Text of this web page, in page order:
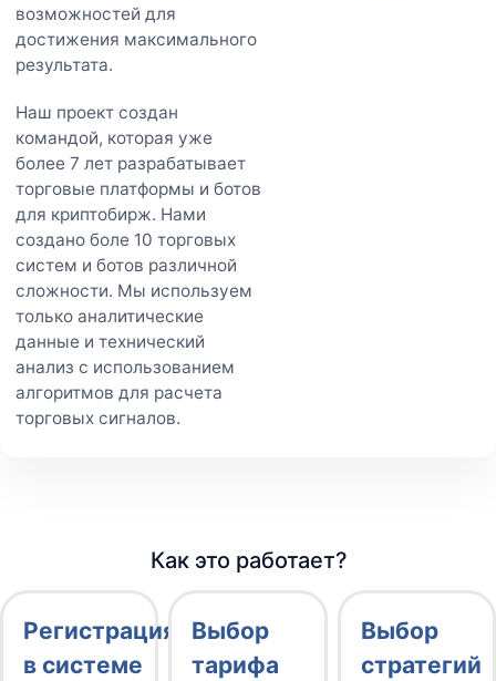
возможностей для
достижения максимального
результата.
Наш проект создан
командой, которая уже
более 7 лет разрабатывает
торговые платформы и ботов
для криптобирж. Нами
создано боле 10 торговых
систем и ботов различной
сложности. Мы используем
только аналитические
данные и технический
анализ с использованием
алгоритмов для расчета
торговых сигналов.
Как это работает?
Регистрация
в системе
Выбор
тарифа
Выбор
стратегий